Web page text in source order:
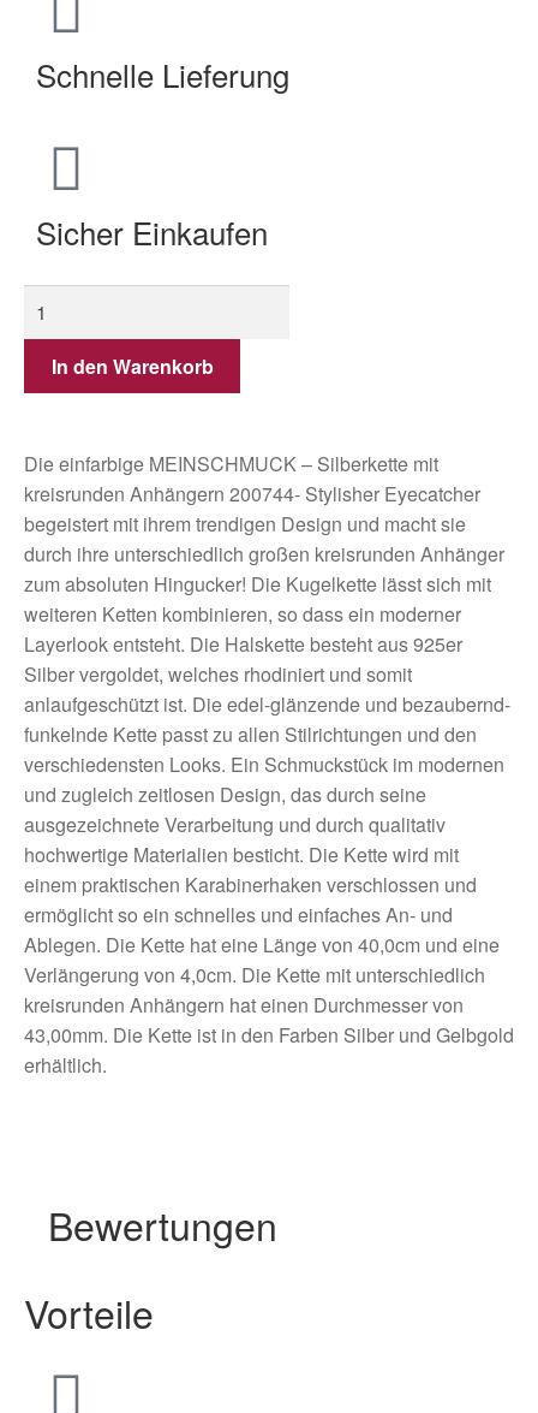
Schnelle Lieferung
Sicher Einkaufen
In den Warenkorb
Die einfarbige MEINSCHMUCK – Silberkette mit
kreisrunden Anhängern 200744- Stylisher Eyecatcher
begeistert mit ihrem trendigen Design und macht sie
durch ihre unterschiedlich großen kreisrunden Anhänger
zum absoluten Hingucker! Die Kugelkette lässt sich mit
weiteren Ketten kombinieren, so dass ein moderner
Layerlook entsteht. Die Halskette besteht aus 925er
Silber vergoldet, welches rhodiniert und somit
anlaufgeschützt ist. Die edel-glänzende und bezaubernd-
funkelnde Kette passt zu allen Stilrichtungen und den
verschiedensten Looks. Ein Schmuckstück im modernen
und zugleich zeitlosen Design, das durch seine
ausgezeichnete Verarbeitung und durch qualitativ
hochwertige Materialien besticht. Die Kette wird mit
einem praktischen Karabinerhaken verschlossen und
ermöglicht so ein schnelles und einfaches An- und
Ablegen. Die Kette hat eine Länge von 40,0cm und eine
Verlängerung von 4,0cm. Die Kette mit unterschiedlich
kreisrunden Anhängern hat einen Durchmesser von
43,00mm. Die Kette ist in den Farben Silber und Gelbgold
erhältlich.
Bewertungen
Vorteile